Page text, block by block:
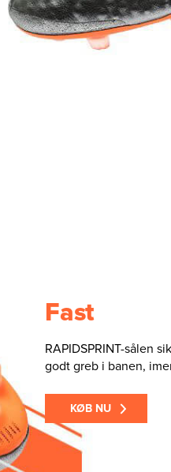
Fast
RAPIDSPRINT-sålen
godt greb i banen,
KØB NU